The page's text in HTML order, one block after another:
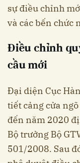
sự điều chỉnh
và các bến chức
Điều chỉnh
cầu mới
Đại diện Cục
tiết cảng cửa
đến năm 2020
Bộ trưởng Bộ
501/2008. Sau